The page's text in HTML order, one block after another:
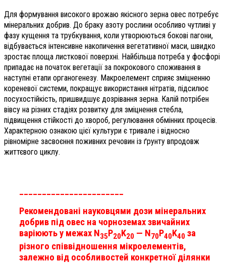
Для формування високого врожаю якісного зерна овес потребує
мінеральних добрив. До браку азоту рослини особливо чутливі у
фазу кущення та трубкування, коли утворюються бокові пагони,
відбувається інтенсивне накопичення вегетативної маси, швидко
зростає площа листкової поверхні. Найбільша потреба у фосфорі
припадає на початок вегетації за покрокового споживання в
наступні етапи органогенезу. Макроелемент сприяє зміцненню
кореневої системи, покращує використання нітратів, підсилює
посухостійкість, пришвидшує дозрівання зерна. Калій потрібен
вівсу на різних стадіях розвитку для зміцнення стебла,
підвищення стійкості до хвороб, регулювання обмінних процесів.
Характерною ознакою цієї культури є тривале і відносно
рівномірне засвоєння поживних речовин із ґрунту впродовж
життєвого циклу.
_______________________
Рекомендовані науковцями дози мінеральних
добрив під овес на чорноземах звичайних
варіюють у межах N35P20K20 — N70P40K40 за
різного співвідношення мікроелементів,
залежно від особливостей конкретної ділянки